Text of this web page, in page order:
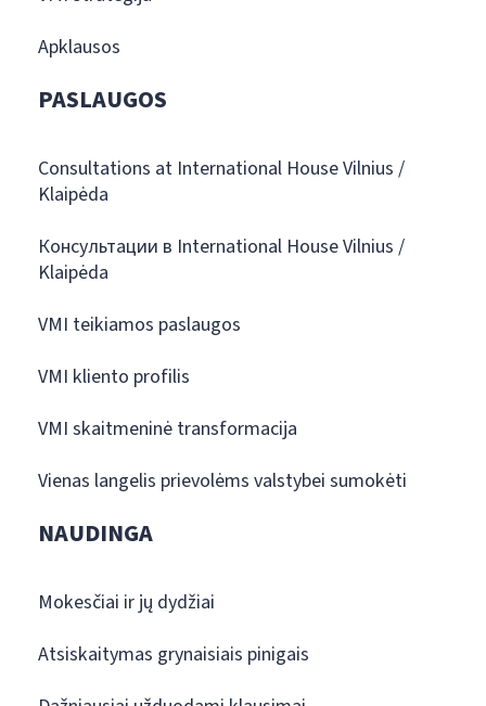
Apklausos
PASLAUGOS
Consultations at International House Vilnius /
Klaipėda
Консультации в International House Vilnius /
Klaipėda
VMI teikiamos paslaugos
VMI kliento profilis
VMI skaitmeninė transformacija
Vienas langelis prievolėms valstybei sumokėti
NAUDINGA
Mokesčiai ir jų dydžiai
Atsiskaitymas grynaisiais pinigais